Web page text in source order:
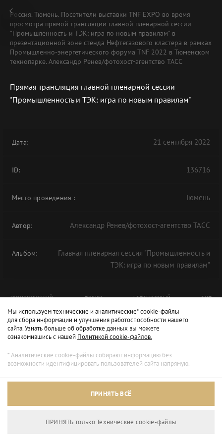
Россия. Тюмень. Посетители выставки TNF EXPO во время
просмотра прямой трансляции главной пленарной сессии
"Промышленность и ТЭК: игра по новым правилам" в
презентационной зоне стенда Нефтегазового кластера в рамках
Промышленно-энергетического форума TNF 2022 в Тюменском
технопарке. Александр Ренев/фотохост-агентство ТАСС
Прямая трансляция главной пленарной сессии
"Промышленность и ТЭК: игра по новым правилам"
Дата: 21 сентября 2022
ID: 136716
Место проведения : Тюмень
Автор: Александр Ренев/фотохост-агентство ТАСС
Альбом:
Главная пленарная сессия "Промышленность и
ТЭК: игра по новым правилам"
ЭКОНОМИЧЕСКИЙ ФОРУМ НЕФТЕГАЗОВЫЙ ТНФ
ПРОМЫШЛЕННО-ЭНЕРГЕТИЧЕСКИЙ ТЮМЕНСКИЙ ТЕХНОПАРК
ТНФ2022
Мы используем технические и аналитические* cookie-файлы
для сбора информации и улучшения работоспособности нашего
сайта. Узнать больше об обработке данных вы можете
ознакомившись с нашей Политикой cookie-файлов.
* Аналитические cookie-файлы собирают информацию без
возможности идентифицировать пользователей сайта напрямую.
ПРИНЯТЬ ВСЁ
ПРИНЯТЬ только Технические сookie-файлы